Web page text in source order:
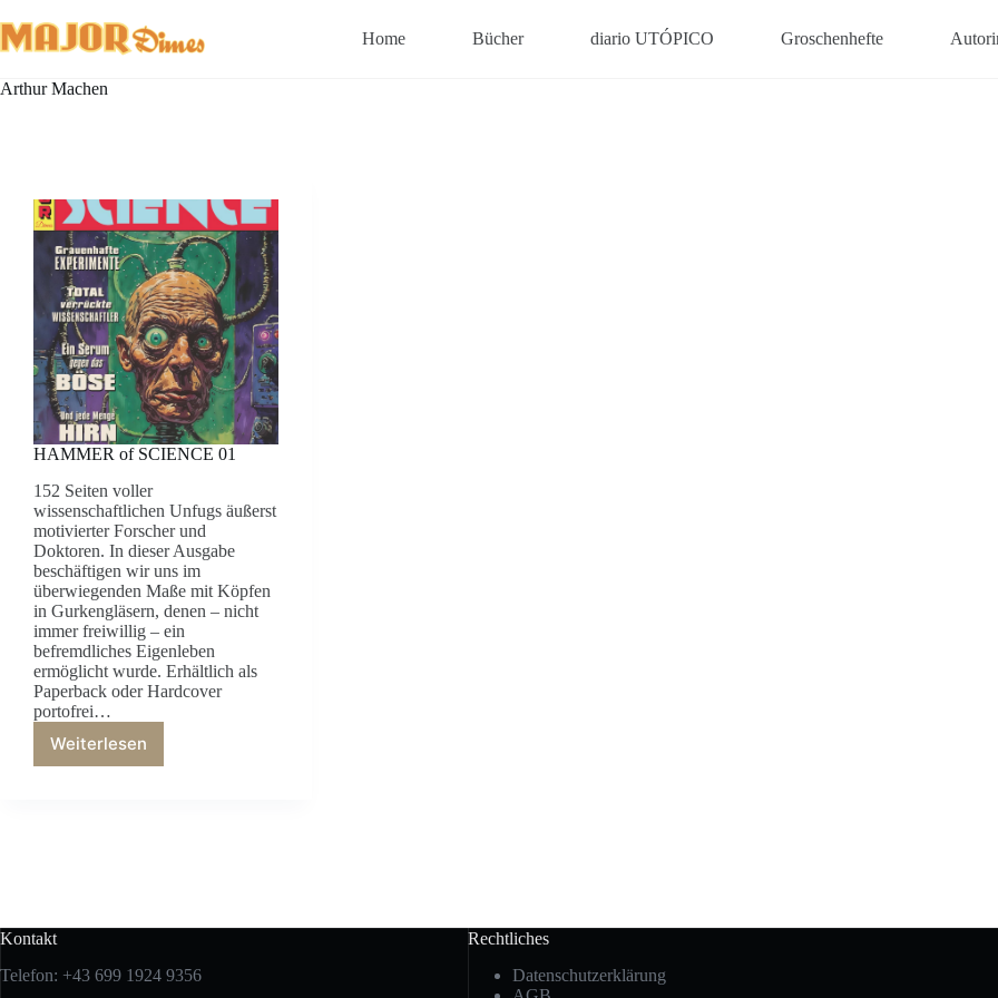
Inhalt
springen
Home Bücher diario UTÓPICO Groschenhefte
Arthur Machen
HAMMER of SCIENCE 01
152 Seiten voller
wissenschaftlichen Unfugs äußerst
motivierter Forscher und
Doktoren. In dieser Ausgabe
beschäftigen wir uns im
überwiegenden Maße mit Köpfen
in Gurkengläsern, denen – nicht
immer freiwillig – ein
befremdliches Eigenleben
ermöglicht wurde. Erhältlich als
Paperback oder Hardcover
portofrei…
Weiterlesen
HAMMER
Kontakt
Telefon: +43 699 1924 9356
Rechtliches
Datenschutzerklärung